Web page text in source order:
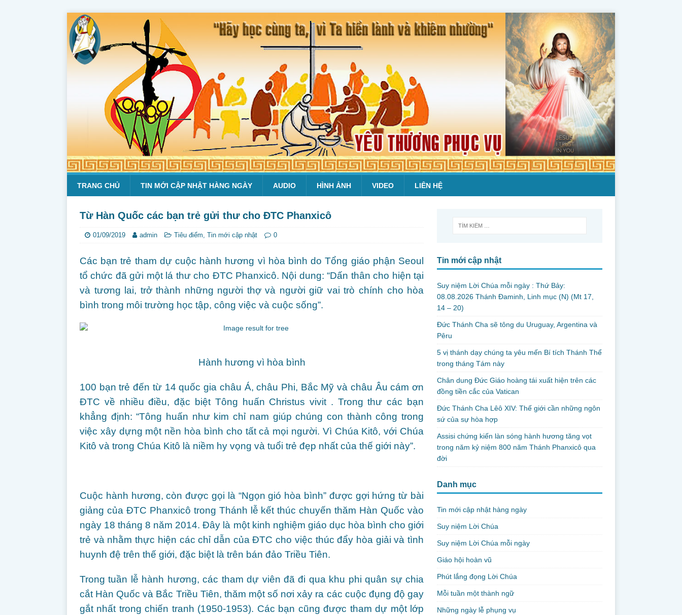
TRANG CHỦ TIN MỚI CẬP NHẬT HÀNG NGÀY AUDIO HÌNH ẢNH VIDEO LIÊN HỆ
Từ Hàn Quốc các bạn trẻ gửi thư cho ĐTC Phanxicô
01/09/2019 admin Tiêu điểm, Tin mới cập nhật 0
Các bạn trẻ tham dự cuộc hành hương vì hòa bình do Tổng giáo phận Seoul
tổ chức đã gửi một lá thư cho ĐTC Phanxicô. Nội dung: “Dấn thân cho hiện tại
và tương lai, trở thành những người thợ và người giữ vai trò chính cho hòa
bình trong môi trường học tập, công việc và cuộc sống”.
Hành hương vì hòa bình
100 bạn trẻ đến từ 14 quốc gia châu Á, châu Phi, Bắc Mỹ và châu Âu cám ơn
ĐTC về nhiều điều, đặc biệt Tông huấn Christus vivit . Trong thư các bạn
khẳng định: “Tông huấn như kim chỉ nam giúp chúng con thành công trong
việc xây dựng một nền hòa bình cho tất cả mọi người. Vì Chúa Kitô, với Chúa
Kitô và trong Chúa Kitô là niềm hy vọng và tuổi trẻ đẹp nhất của thế giới này”.
Cuộc hành hương, còn được gọi là “Ngọn gió hòa bình” được gợi hứng từ bài
giảng của ĐTC Phanxicô trong Thánh lễ kết thúc chuyến thăm Hàn Quốc vào
ngày 18 tháng 8 năm 2014. Đây là một kinh nghiệm giáo dục hòa bình cho giới
trẻ và nhằm thực hiện các chỉ dẫn của ĐTC cho việc thúc đẩy hòa giải và tình
huynh đệ trên thế giới, đặc biệt là trên bán đảo Triều Tiên.
Trong tuần lễ hành hương, các tham dự viên đã đi qua khu phi quân sự chia
cắt Hàn Quốc và Bắc Triều Tiên, thăm một số nơi xảy ra các cuộc đụng độ gay
gắt nhất trong chiến tranh (1950-1953). Các bạn cũng được tham dự một lớp
Tin mới cập nhật
Suy niệm Lời Chúa mỗi ngày : Thứ Bảy:
08.08.2026 Thánh Đaminh, Linh mục (N) (Mt 17,
14 – 20)
Đức Thánh Cha sẽ tông du Uruguay, Argentina và
Pêru
5 vị thánh dạy chúng ta yêu mến Bí tích Thánh Thể
trong tháng Tám này
Chân dung Đức Giáo hoàng tái xuất hiện trên các
đồng tiền cắc của Vatican
Đức Thánh Cha Lêô XIV: Thế giới cần những ngôn
sứ của sự hòa hợp
Assisi chứng kiến làn sóng hành hương tăng vọt
trong năm kỷ niệm 800 năm Thánh Phanxicô qua
đời
Danh mục
Tin mới cập nhật hàng ngày
Suy niệm Lời Chúa
Suy niệm Lời Chúa mỗi ngày
Giáo hội hoàn vũ
Phút lắng đọng Lời Chúa
Mỗi tuần một thành ngữ
Những ngày lễ phụng vụ